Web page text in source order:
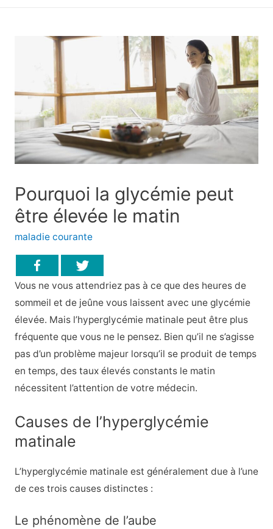
Pourquoi la glycémie peut
être élevée le matin
maladie courante
Vous ne vous attendriez pas à ce que des heures de
sommeil et de jeûne vous laissent avec une glycémie
élevée. Mais l’hyperglycémie matinale peut être plus
fréquente que vous ne le pensez. Bien qu’il ne s’agisse
pas d’un problème majeur lorsqu’il se produit de temps
en temps, des taux élevés constants le matin
nécessitent l’attention de votre médecin.
Causes de l’hyperglycémie
matinale
L’hyperglycémie matinale est généralement due à l’une
de ces trois causes distinctes :
Le phénomène de l’aube